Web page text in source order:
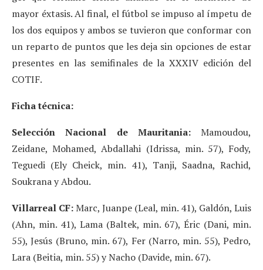
mayor éxtasis. Al final, el fútbol se impuso al ímpetu de
los dos equipos y ambos se tuvieron que conformar con
un reparto de puntos que les deja sin opciones de estar
presentes en las semifinales de la XXXIV edición del
COTIF.
Ficha técnica:
Selección Nacional de Mauritania: Mamoudou,
Zeidane, Mohamed, Abdallahi (Idrissa, min. 57), Fody,
Teguedi (Ely Cheick, min. 41), Tanji, Saadna, Rachid,
Soukrana y Abdou.
Villarreal CF:Marc, Juanpe (Leal, min. 41), Galdón, Luis
(Ahn, min. 41), Lama (Baltek, min. 67), Éric (Dani, min.
55), Jesús (Bruno, min. 67), Fer (Narro, min. 55), Pedro,
Lara (Beitia, min. 55) y Nacho (Davide, min. 67).